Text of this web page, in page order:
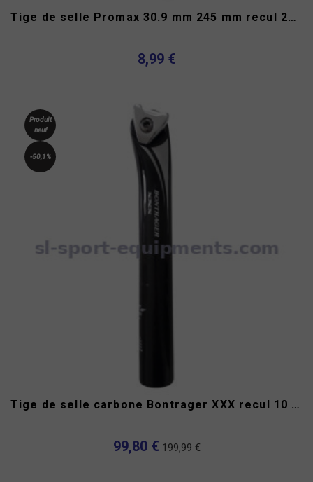
Tige de selle Promax 30.9 mm 245 mm recul 25 mm
8,99 €
Produit
neuf
-50,1%
Tige de selle carbone Bontrager XXX recul 10 mm
99,80 € 199,99 €